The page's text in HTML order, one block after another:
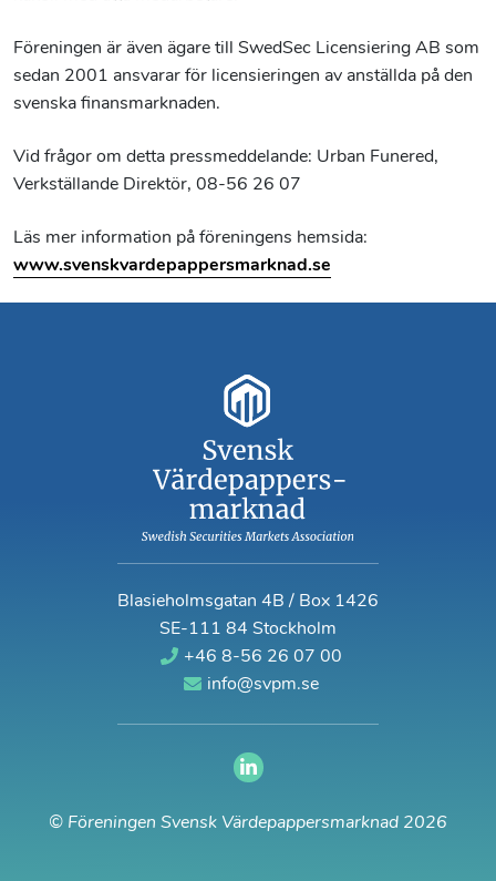
Föreningen är även ägare till SwedSec Licensiering AB som
sedan 2001 ansvarar för licensieringen av anställda på den
svenska finansmarknaden.
Vid frågor om detta pressmeddelande: Urban Funered,
Verkställande Direktör, 08-56 26 07
Läs mer information på föreningens hemsida:
www.svenskvardepappersmarknad.se
Blasieholmsgatan 4B / Box 1426
SE-111 84 Stockholm
+46 8-56 26 07 00
info@svpm.se
© Föreningen Svensk Värdepappersmarknad 2026